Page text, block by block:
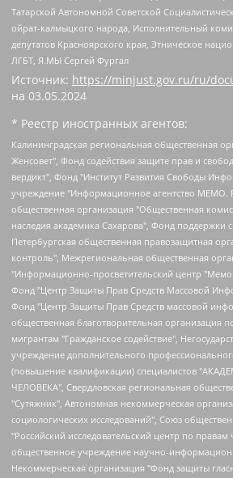
Татарской Автономной Советской
ойрат-калмыцкого народа, Исполнительный
депутатов Красноярского края, Этническое
ЛГБТ, Я.МЫ Сергей Фургал
Источник: https://minjust.gov.ru/ru/
на 03.05.2024
* Реестр иностранных агентов:
Калининградская региональная общественная организация "Экозащита!-Женсовет", Фонд содействия защите прав и свобод граждан "Общественный вердикт", Фонд "Институт Развития Свободы Информации", Частное учреждение "Информационное агентство МЕМО. РУ", Региональная общественная организация "Общественная комиссия по сохранению наследия академика Сахарова", Фонд поддержки свободы прессы, Санкт-Петербургская общественная правозащитная организация "Гражданский контроль", Межрегиональная общественная организация "Информационно-просветительский центр "Мемориал", Региональный Фонд "Центр Защиты Прав Средств Массовой Информации", с 05.12.2023 Фонд "Центр Защиты Прав Средств массовой информации", Региональная общественная благотворительная организация помощи беженцам и мигрантам "Гражданское содействие", Негосударственное образовательное учреждение дополнительного профессионального образования (повышение квалификации) специалистов "АКАДЕМИЯ ПО ПРАВАМ ЧЕЛОВЕКА", Свердловская региональная общественная организация "Сутяжник", Автономная некоммерческая организация "Центр независимых социологических исследований", Союз общественных объединений "Российский исследовательский центр по правам человека", Региональное общественное учреждение научно-информационный центр "МЕМОРИАЛ", Некоммерческая организация "Фонд защиты гласности", Автономная некоммерческая организация "Институт прав человека", Городская общественная организация "Екатеринбургское общество "МЕМОРИАЛ", Городская общественная организация "Рязанское историко-просветительское и правозащитное общество "Мемориал" (Рязанский Мемориал), Челябинский региональный орган общественной самодеятельности – женское общественное объединение "Женщины Евразии", Челябинский региональный орган общественной самодеятельности "Уральская правозащитная группа", Фонд содействия защите здоровья и социальной справедливости имени Андрея Рылькова, Автономная Некоммерческая Организация "Аналитический Центр Юрия Левады", Автономная некоммерческая организация социальной поддержки населения "Проект Апрель", Региональная общественная организация помощи женщинам и детям, находящимся в кризисной ситуации "Информационно-методический центр "Анна", Фонд содействия развитию массовых коммуникаций и правовому просвещению "Так-так-Так", Фонд содействия устойчивому развитию "Серебряная тайга", Свердловский региональный общественный фонд социальных проектов "Новое время", "Idel.Реалии", Кавказ.Реалии, Крым.Реалии, Телеканал Настоящее Время, Татаро-башкирская служба Радио Свобода (Azatliq Radiosi), Радио Свободная Европа/Радио Свобода (PCE/PC), "Сибирь.Реалии", "Фактограф", Благотворительный фонд помощи осужденным и их семьям, Автономная некоммерческая организация "Институт глобализации и социальных движений", Фонд "В защиту прав заключенных", Частное учреждение "Центр поддержки и содействия развитию средств массовой информации", Пензенский региональный общественный благотворительный фонд "Гражданский союз", "Север.Реалии", Некоммерческая организация Фонд "Правовая инициатива", Общество с ограниченной ответственностью "Радио Свободная Европа/Радио Свобода", Чешское информационное агентство "MEDIUM-ORIENT", Красноярская региональная общественная организация "Мы против СПИДа", Камалягин Денис Николаевич, Маркелов Сергей Евгеньевич, Пономарев Лев Александрович, Савицкая Людмила Алексеевна, Автономная некоммерческая организация "Центр по работе с проблемой насилия "НАСИЛИЮ.НЕТ", Межрегиональный профессиональный союз работников здравоохранения "Альянс врачей", Юридическое лицо, зарегистрированное в Латвийской Республике, SIA "Medusa Project" (регистрационный номер 40103797863, дата регистрации 10.06.2014), Некоммерческая организация "Фонд по борьбе с коррупцией", Автономная некоммерческая организация "Институт права и публичной политики", Баданин Роман Сергеевич, Гликин Максим Александрович, Железнова Мария Михайловна, Лукьянова Юлия Сергеевна, Маетная Елизавета Витальевна, Маняхин Петр Борисович, Чуракова Ольга Владимировна, Ярош Юлия Петровна, Юридическое лицо "The Insider SIA", зарегистрированное в Риге, Латвийская Республика (дата регистрации 26.06.2015), являющееся администратором доменного имени интернет-издания "The Insider SIA", https://theins.ru, Постернак Алексей Евгеньевич, Рубин Михаил Аркадьевич, Анин Роман Александрович, Юридическое лицо Istories fonds, зарегистрированное в Латвийской Республике (регистрационный номер 50008295751, дата регистрации 24.02.2020), Великовский Дмитрий Александрович, Долинина Ирина Николаевна, Мароховская Алеся Алексеевна, Шлейнов Роман Юрьевич, Шмагун Олеся Валентиновна, Общество с ограниченной ответственностью "Альтаир 2021", Общество с ограниченной ответственностью "Вега 2021", Общество с ограниченной ответственностью "Главный редактор 2021", Общество с ограниченной ответственностью "Ромашки монолит", Важенков Артем Валерьевич, Ивановская областная общественная организация "Центр гендерных исследований", Гурман Юрий Альбертович, Медиапроект "ОВД-Инфо", Егоров Владимир Владимирович, Жилинский Владимир Александрович, Общество с ограниченной ответственностью "ЗП", Иванова София Юрьевна, Карезина Инна Павловна, Кильтау Екатерина Викторовна, Петров Алексей Викторович, Пискунов Сергей Евгеньевич, Смирнов Сергей Сергеевич, Тихонов Михаил Сергеевич, Общество с ограниченной ответственностью "ЖУРНАЛИСТ-ИНОСТРАННЫЙ АГЕНТ", Арапова Галина Юрьевна, Вольтская Татьяна Анатольевна, Американская компания "Mason G.E.S. Anonymous Foundation" (США), являющаяся владельцем интернет-издания https://mnews.world/, Компания "Stichting Bellingcat", зарегистрированная в Нидерландах (дата регистрации 11.07.2018), Захаров Андрей Вячеславович, Клепиковская Екатерина Дмитриевна, Общество с ограниченной ответственностью "МЕМО", Перл Роман Александрович, Симонов Евгений Алексеевич, Соловьева Елена Анатольевна, Сотников Даниил Владимирович, Сурначева Елизавета Дмитриевна, Автономная некоммерческая организация по защите прав человека и информированию населения "Якутия – Наше Мнение", Общество с ограниченной ответственностью "Москоу диджитал медиа", с 26.01.2023 Общество с ограниченной ответственностью "Чайка Белые сады", Ветошкина Валерия Валерьевна, Заговора Максим Александрович, Межрегиональное общественное движение "Российская ЛГБТ - сеть", Оленичев Максим Владимирович, Павлов Иван Юрьевич, Скворцова Елена Сергеевна, Общество с ограниченной ответственностью "Как бы инагент", Кочетков Игорь Викторович, Общество с ограниченной ответственностью "Честные выборы", Еланчик Олег Александрович, Общество с ограниченной ответственностью "Нобелевский призыв", Гималова Регина Эмилевна, Григорьев Андрей Валерьевич, Григорьева Алина Александровна, Ассоциация по содействию защите прав призывников,